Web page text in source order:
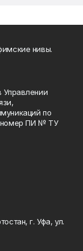
нивы.
Управлении
по
номер ПИ № ТУ
г. Уфа, ул.